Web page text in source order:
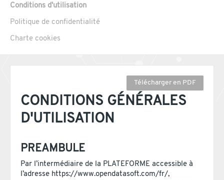
Conditions d'utilisation
Politique de confidentialité
Charte cookies
Télécharger en PDF
CONDITIONS GÉNÉRALES
D'UTILISATION
PREAMBULE
Par l’intermédiaire de la PLATEFORME accessible à
l’adresse https://www.opendatasoft.com/fr/,